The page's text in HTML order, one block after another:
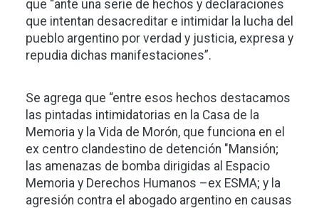
que “ante una serie de hechos y declaraciones
que intentan desacreditar e intimidar la lucha del
pueblo argentino por verdad y justicia, expresa y
repudia dichas manifestaciones”.
Se agrega que “entre esos hechos destacamos
las pintadas intimidatorias en la Casa de la
Memoria y la Vida de Morón, que funciona en el
ex centro clandestino de detención "Mansión;
las amenazas de bomba dirigidas al Espacio
Memoria y Derechos Humanos –ex ESMA; y la
agresión contra el abogado argentino en causas